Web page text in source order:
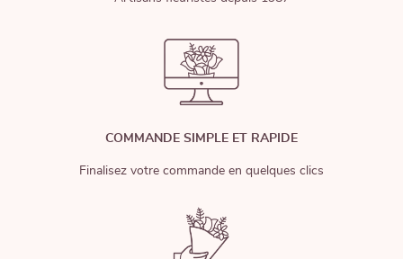
COMMANDE SIMPLE ET RAPIDE
Finalisez votre commande en quelques clics